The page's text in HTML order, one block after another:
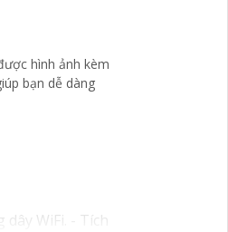
hình ảnh kèm
bạn dễ dàng
WiFi. - Tích